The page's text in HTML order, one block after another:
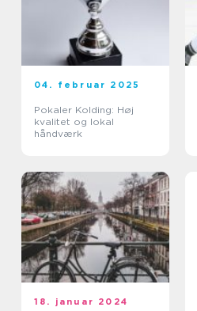
04. februar 2025
Pokaler Kolding: Høj
kvalitet og lokal
håndværk
18. januar 2024